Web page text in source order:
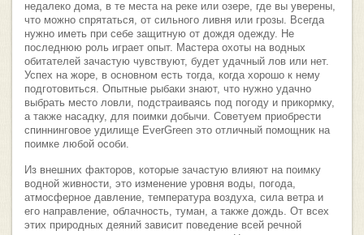
недалеко дома, в те места на реке или озере, где вы уверены,
что можно спрятаться, от сильного ливня или грозы. Всегда
нужно иметь при себе защитную от дождя одежду. Не
последнюю роль играет опыт. Мастера охоты на водных
обитателей зачастую чувствуют, будет удачный лов или нет.
Успех на жоре, в основном есть тогда, когда хорошо к нему
подготовиться. Опытные рыбаки знают, что нужно удачно
выбрать место ловли, подстраиваясь под погоду и прикормку,
а также насадку, для поимки добычи. Советуем приобрести
спиннинговое удилище EverGreen это отличный помощник на
поимке любой особи.
Из внешних факторов, которые зачастую влияют на поимку
водной живности, это изменение уровня воды, погода,
атмосферное давление, температура воздуха, сила ветра и
его направление, облачность, туман, а также дождь. От всех
этих природных деяний зависит поведение всей речной